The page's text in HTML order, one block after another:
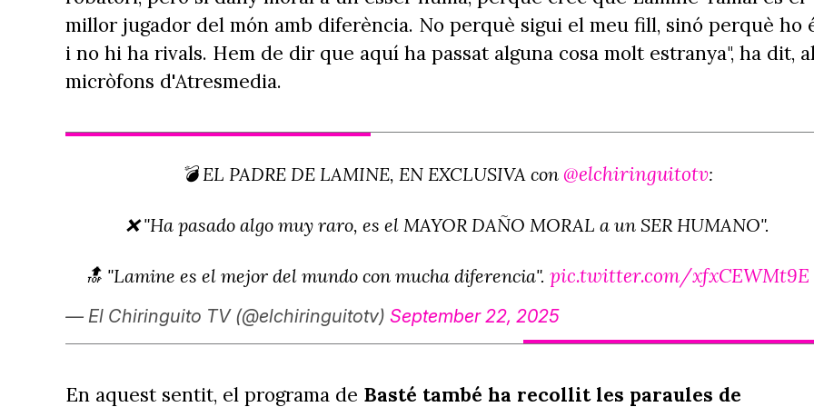
millor jugador del món amb diferència. No perquè sigui el meu fill, sinó perquè ho
i no hi ha rivals. Hem de dir que aquí ha passat alguna cosa molt estranya", ha dit,
micròfons d'Atresmedia.
💣 EL PADRE DE LAMINE, EN EXCLUSIVA con @elchiringuitotv:
❌ "Ha pasado algo muy raro, es el MAYOR DAÑO MORAL a un SER HUMANO".
🔝 "Lamine es el mejor del mundo con mucha diferencia". pic.twitter.com/xfxCEWMt9E
— El Chiringuito TV (@elchiringuitotv) September 22, 2025
En aquest sentit, el programa de Basté també ha recollit les paraules de